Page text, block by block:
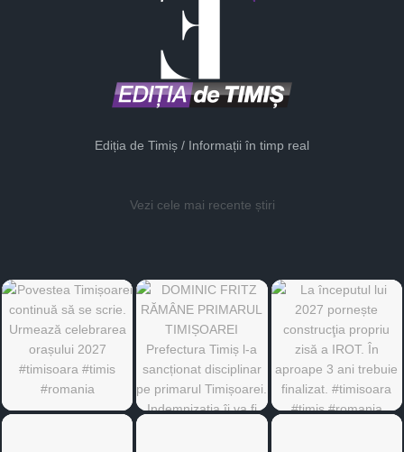
Ediția de Timiș / Informații în timp real
Vezi cele mai recente știri